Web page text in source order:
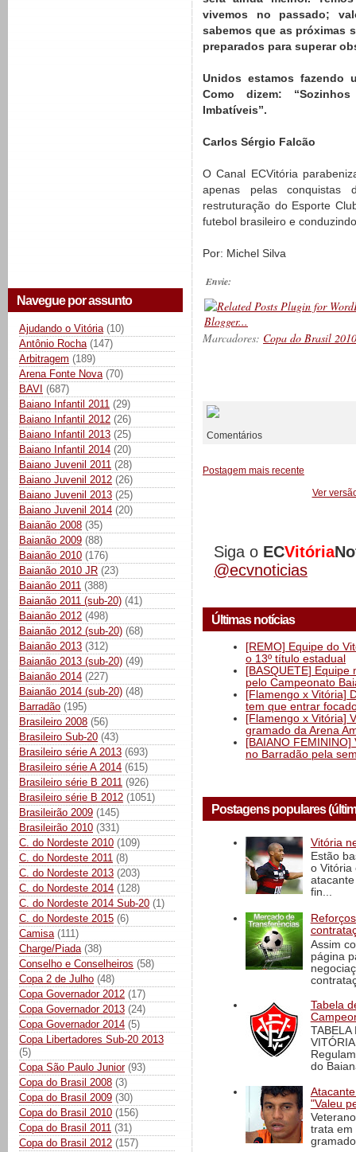
Navegue por assunto
Ajudando o Vitória (10)
Antônio Rocha (147)
Arbitragem (189)
Arena Fonte Nova (70)
BAVI (687)
Baiano Infantil 2011 (29)
Baiano Infantil 2012 (26)
Baiano Infantil 2013 (25)
Baiano Infantil 2014 (20)
Baiano Juvenil 2011 (28)
Baiano Juvenil 2012 (26)
Baiano Juvenil 2013 (25)
Baiano Juvenil 2014 (20)
Baianão 2008 (35)
Baianão 2009 (88)
Baianão 2010 (176)
Baianão 2010 JR (23)
Baianão 2011 (388)
Baianão 2011 (sub-20) (41)
Baianão 2012 (498)
Baianão 2012 (sub-20) (68)
Baianão 2013 (312)
Baianão 2013 (sub-20) (49)
Baianão 2014 (227)
Baianão 2014 (sub-20) (48)
Barradão (195)
Brasileiro 2008 (56)
Brasileiro Sub-20 (43)
Brasileiro série A 2013 (693)
Brasileiro série A 2014 (615)
Brasileiro série B 2011 (926)
Brasileiro série B 2012 (1051)
Brasileirão 2009 (145)
Brasileirão 2010 (331)
C. do Nordeste 2010 (109)
C. do Nordeste 2011 (8)
C. do Nordeste 2013 (203)
C. do Nordeste 2014 (128)
C. do Nordeste 2014 Sub-20 (1)
C. do Nordeste 2015 (6)
Camisa (111)
Charge/Piada (38)
Conselho e Conselheiros (58)
Copa 2 de Julho (48)
Copa Governador 2012 (17)
Copa Governador 2013 (24)
Copa Governador 2014 (5)
Copa Libertadores Sub-20 2013
(5)
Copa São Paulo Junior (93)
Copa do Brasil 2008 (3)
Copa do Brasil 2009 (30)
Copa do Brasil 2010 (156)
Copa do Brasil 2011 (31)
Copa do Brasil 2012 (157)
vivemos no passado;
sabemos que as próximas
preparados para superar
Unidos estamos fazendo
Como dizem:
Imbatíveis”.
Carlos Sérgio Falcão
O Canal ECVitória
apenas pelas
restruturação do Esporte
futebol brasileiro e
Por: Michel Silva
Envie:
Marcadores: Copa do Brasil 2010
Comentários
Postagem mais recente
Ver
Siga o ECVitória
@ecvnoticias
Últimas notícias
[REMO] Equipe do
o 13º título estadual
[BASQUETE]
pelo Campeonato
[Flamengo x Vitória]
tem que entrar
[Flamengo x Vitória]
gramado da Arena
[BAIANO
no Barradão pela
Postagens populares
Vitória
Estão
o Vitória
fin...
Assim
página
Tabela
TABELA
do
"Valeu
trata em